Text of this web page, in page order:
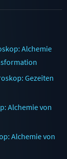
Alchemie
Gezeiten
Alchemie von
Alchemie von